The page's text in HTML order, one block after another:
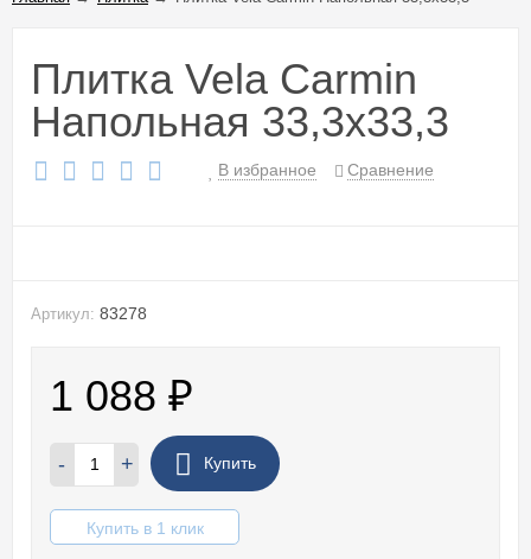
Плитка Vela Carmin
Напольная 33,3x33,3
В избранное Сравнение
Артикул: 83278
1 088 ₽
- + Купить
Купить в 1 клик